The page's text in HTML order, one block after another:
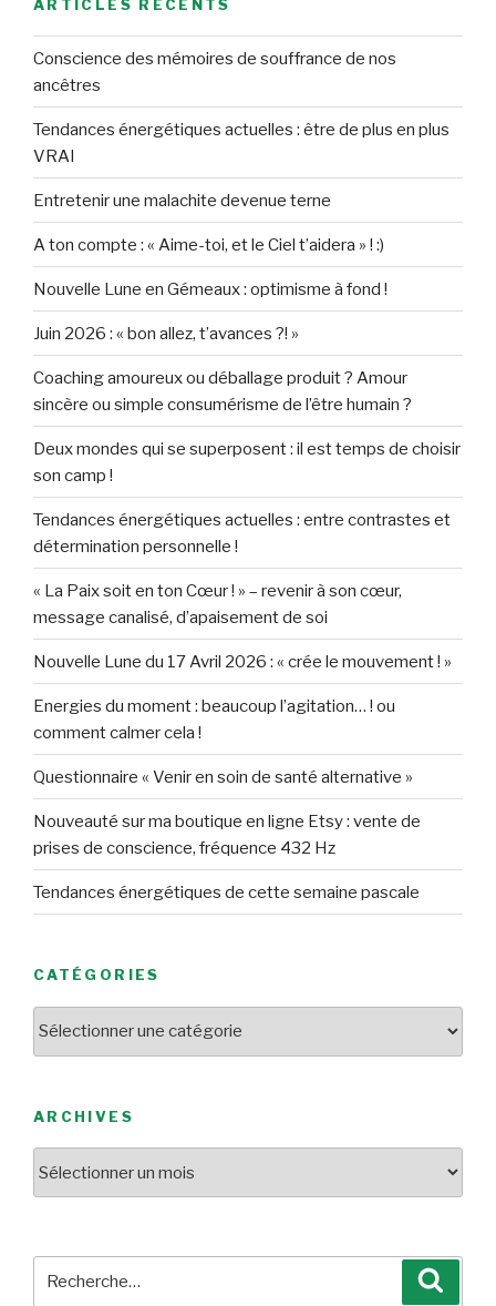
ARTICLES RÉCENTS
Conscience des mémoires de souffrance de nos
ancêtres
Tendances énergétiques actuelles : être de plus en plus
VRAI
Entretenir une malachite devenue terne
A ton compte : « Aime-toi, et le Ciel t’aidera » ! :)
Nouvelle Lune en Gémeaux : optimisme à fond !
Juin 2026 : « bon allez, t’avances ?! »
Coaching amoureux ou déballage produit ? Amour
sincère ou simple consumérisme de l’être humain ?
Deux mondes qui se superposent : il est temps de choisir
son camp !
Tendances énergétiques actuelles : entre contrastes et
détermination personnelle !
« La Paix soit en ton Cœur ! » – revenir à son cœur,
message canalisé, d’apaisement de soi
Nouvelle Lune du 17 Avril 2026 : « crée le mouvement ! »
Energies du moment : beaucoup l’agitation… ! ou
comment calmer cela !
Questionnaire « Venir en soin de santé alternative »
Nouveauté sur ma boutique en ligne Etsy : vente de
prises de conscience, fréquence 432 Hz
Tendances énergétiques de cette semaine pascale
CATÉGORIES
ARCHIVES